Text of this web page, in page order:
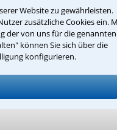
Website zu gewährleisten.
zusätzliche Cookies ein.
der von uns für die genannten
können Sie sich über die
konfigurieren.